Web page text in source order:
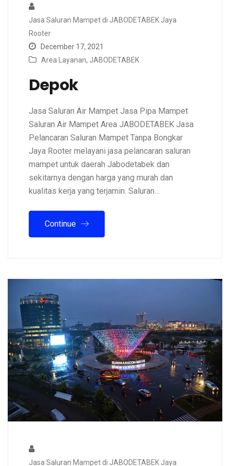
Jasa Saluran Mampet di JABODETABEK Jaya
Rooter
December 17, 2021
Area Layanan, JABODETABEK
Depok
Jasa Saluran Air Mampet Jasa Pipa Mampet
Saluran Air Mampet Area JABODETABEK Jasa
Pelancaran Saluran Mampet Tanpa Bongkar
Jaya Rooter melayani jasa pelancaran saluran
mampet untuk daerah Jabodetabek dan
sekitarnya dengan harga yang murah dan
kualitas kerja yang terjamin. Saluran…
Continue
Jasa Saluran Mampet di JABODETABEK Jaya